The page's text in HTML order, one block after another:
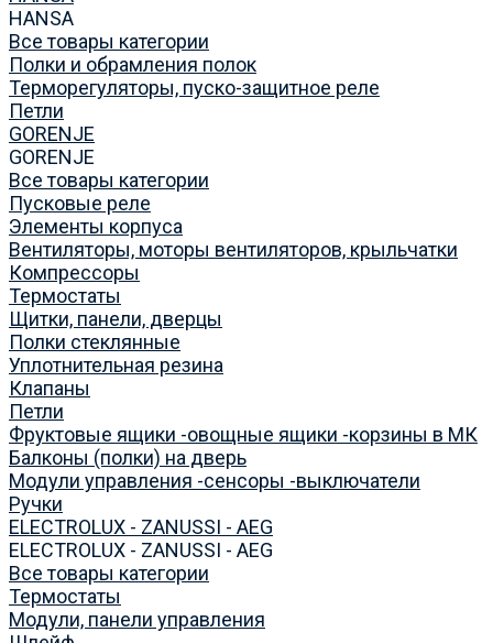
HANSA
Все товары категории
Полки и обрамления полок
Терморегуляторы, пуско-защитное реле
Петли
GORENJE
GORENJE
Все товары категории
Пусковые реле
Элементы корпуса
Вентиляторы, моторы вентиляторов, крыльчатки
Компрессоры
Термостаты
Щитки, панели, дверцы
Полки стеклянные
Уплотнительная резина
Клапаны
Петли
Фруктовые ящики -овощные ящики -корзины в МК
Балконы (полки) на дверь
Модули управления -сенсоры -выключатели
Ручки
ELECTROLUX - ZANUSSI - AEG
ELECTROLUX - ZANUSSI - AEG
Все товары категории
Термостаты
Модули, панели управления